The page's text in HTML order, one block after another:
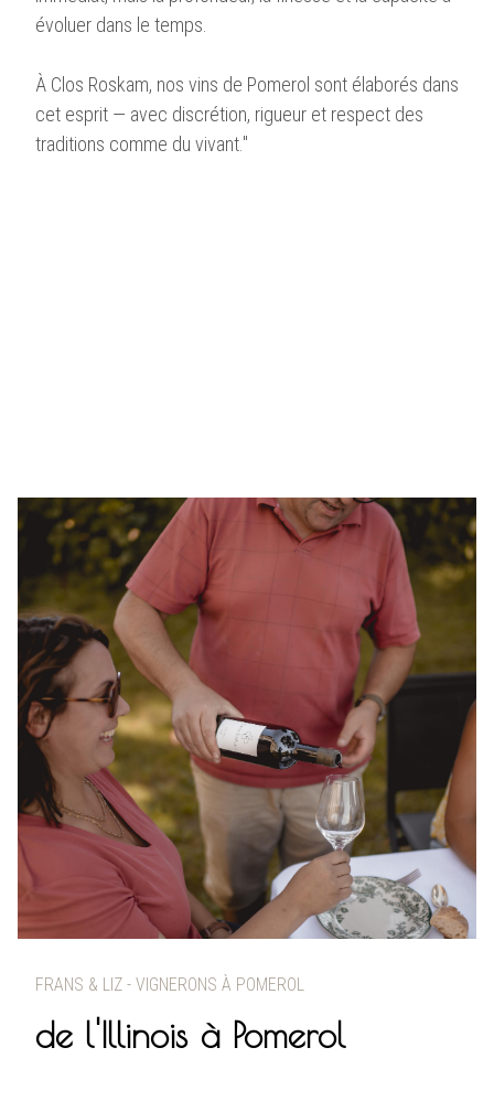
évoluer dans le temps.
À Clos Roskam, nos vins de Pomerol sont élaborés dans
cet esprit — avec discrétion, rigueur et respect des
traditions comme du vivant."
FRANS & LIZ - VIGNERONS À POMEROL
de l'Illinois à Pomerol